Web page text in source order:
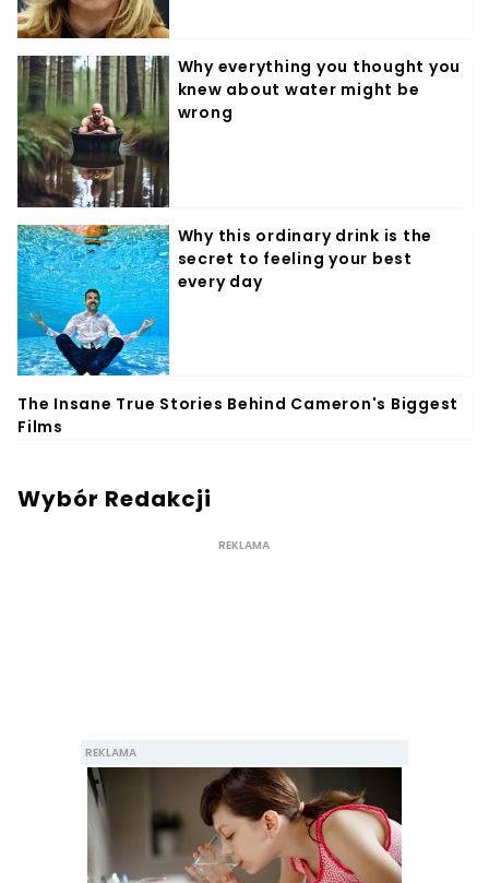
Wybór Redakcji